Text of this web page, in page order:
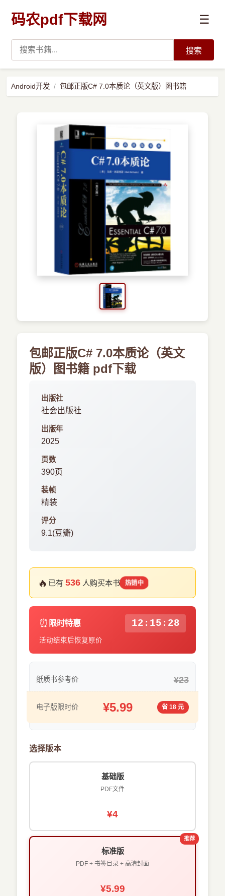
码农pdf下载网 ☰
预订书籍
搜索
Android开发 包邮正版C# 7.0本质论（英文版）图书籍
包邮正版C# 7.0本质论（英文
版）图书籍 pdf下载
出版社
社会出版社
出版年
2025
页数
390页
装帧
精装
评分
9.1(豆瓣)
🔥 已有536 人购买本书 热销中
⏰ 限时特惠 12:15:27
活动结束后恢复原价
纸质书参考价 ¥23
电子版限时价 ¥5.99 省 18 元
选择版本
基础版
PDF文件
¥4
推荐
标准版
PDF + 书签目录 + 高清封面
¥5.99